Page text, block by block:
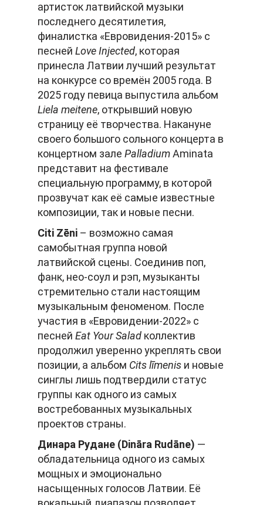
артисток латвийской музыки
последнего десятилетия,
финалистка «Евровидения-2015» с
песней Love Injected, которая
принесла Латвии лучший результат
на конкурсе со времён 2005 года. В
2025 году певица выпустила альбом
Liela meitene, открывший новую
страницу её творчества. Накануне
своего большого сольного концерта в
концертном зале PalladiumAminata
представит на фестивале
специальную программу, в которой
прозвучат как её самые известные
композиции, так и новые песни.
Citi Zēni – возможно самая
самобытная группа новой
латвийской сцены. Соединив поп,
фанк, нео-соул и рэп, музыканты
стремительно стали настоящим
музыкальным феноменом. После
участия в «Евровидении-2022» с
песней Eat YourSalad коллектив
продолжил уверенно укреплять свои
позиции, а альбом Citslīmenis и новые
синглы лишь подтвердили статус
группы как одного из самых
востребованных музыкальных
проектов страны.
Динара Рудане (Dināra Rud āne) —
обладательница одного из самых
мощных и эмоционально
насыщенных голосов Латвии. Её